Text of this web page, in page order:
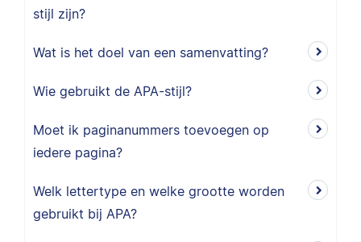
stijl zijn?
Wat is het doel van een samenvatting?
Wie gebruikt de APA-stijl?
Moet ik paginanummers toevoegen op
iedere pagina?
Welk lettertype en welke grootte worden
gebruikt bij APA?